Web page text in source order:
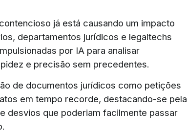
já está causando um impacto
departamentos jurídicos e legaltechs
por IA para analisar
e precisão sem precedentes.
de documentos jurídicos como petições
em tempo recorde, destacando-se pela
desvios que poderiam facilmente passar